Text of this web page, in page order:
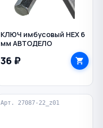
КЛЮЧ имбусовый HEX 6
мм АВТОДЕЛО
36 ₽
Арт. 27087-22_z01